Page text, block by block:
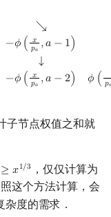
↘
−𝜙 ( 𝑥
𝑝𝑎 ,𝑎 − 1)
↓
−𝜙 ( 𝑥
𝑝𝑎 ,𝑎 −2) 𝜙 ( 𝑝𝑎
子节点权值之和就
≥ 𝑥1/3
≥x 1/3 ，仅仅计算为
这个方法计算，会
度的需求．